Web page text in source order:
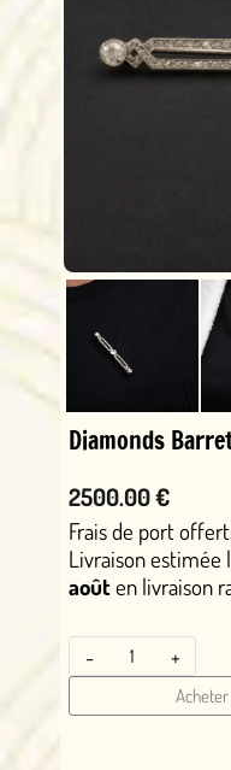
Diamonds
2500.00 €
Frais de port
Livraison estimée
aoûten livraison
- +
Acheter